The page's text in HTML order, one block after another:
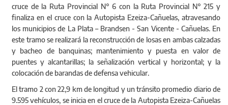
cruce de la Ruta Provincial N° 6 con la Ruta Provincial N° 215 y
finaliza en el cruce con la Autopista Ezeiza-Cañuelas, atravesando
los municipios de La Plata – Brandsen - San Vicente - Cañuelas. En
este tramo se realizará la reconstrucción de losas en ambas calzadas
y bacheo de banquinas; mantenimiento y puesta en valor de
puentes y alcantarillas; la señalización vertical y horizontal; y la
colocación de barandas de defensa vehicular.
El tramo 2 con 22,9 km de longitud y un tránsito promedio diario de
9.595 vehículos, se inicia en el cruce de la Autopista Ezeiza-Cañuelas